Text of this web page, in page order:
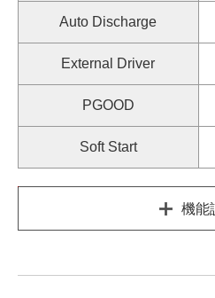
Auto Discharge
External Driver
PGOOD
Soft Start
機能